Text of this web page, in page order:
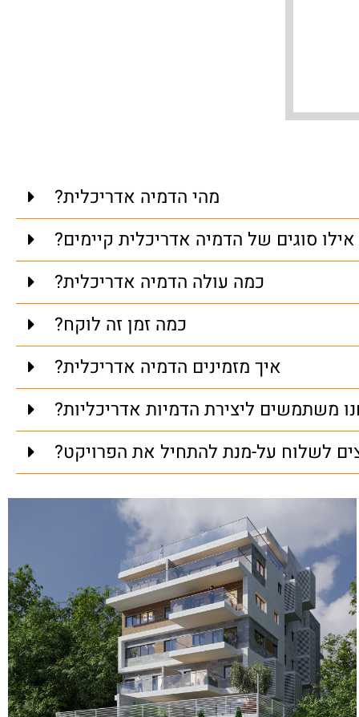
מהי הדמיה אדריכלית?
אילו סוגים של הדמיה אדריכלית קיימים?
כמה עולה הדמיה אדריכלית?
כמה זמן זה לוקח?
איך מזמינים הדמיה אדריכלית?
משתמשים ליצירת הדמיות אדריכליות?
לשלוח על-מנת להתחיל את הפרויקט?